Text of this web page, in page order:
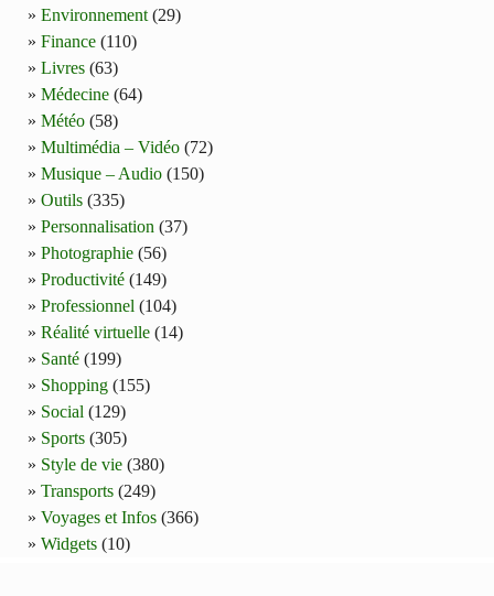
Environnement (29)
Finance (110)
Livres (63)
Médecine (64)
Météo (58)
Multimédia – Vidéo (72)
Musique – Audio (150)
Outils (335)
Personnalisation (37)
Photographie (56)
Productivité (149)
Professionnel (104)
Réalité virtuelle (14)
Santé (199)
Shopping (155)
Social (129)
Sports (305)
Style de vie (380)
Transports (249)
Voyages et Infos (366)
Widgets (10)